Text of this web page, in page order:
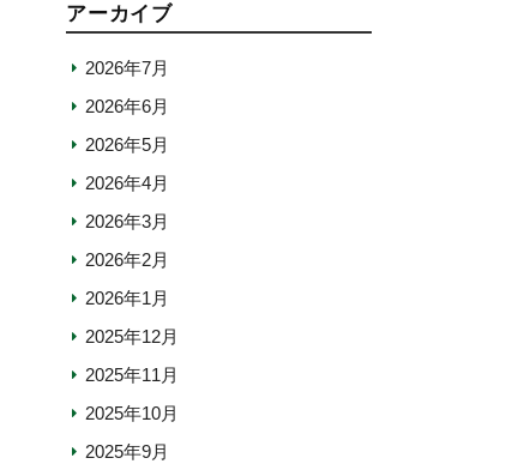
アーカイブ
2026年7月
2026年6月
2026年5月
2026年4月
2026年3月
2026年2月
2026年1月
2025年12月
2025年11月
2025年10月
2025年9月